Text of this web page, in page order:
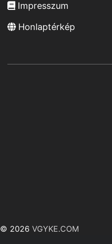
Impresszum
Honlaptérkép
© 2026 VGYKE.COM